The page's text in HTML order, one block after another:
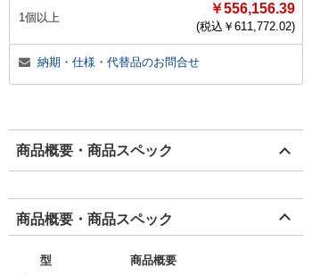
1個以上
￥556,156.39
(税込￥ 611,772.02)
納期・仕様・代替品のお問合せ
商品概要・商品スペック
商品概要・商品スペック
型 商品概要